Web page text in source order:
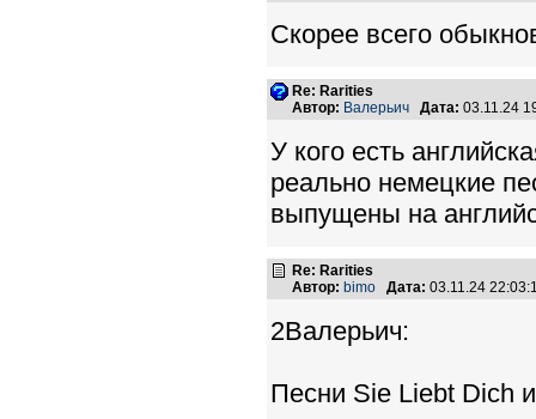
Скорее всего
Re: Rarities
Автор: Валерьич Дата: 03.11.24
У кого есть
реально немецкие
выпущены на
Re: Rarities
Автор: bimo Дата: 03.11.24
2Валерьич:
Песни Sie Liebt Dich